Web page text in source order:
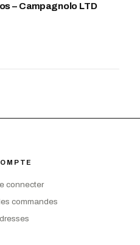
– Campagnolo LTD
connecter
commandes